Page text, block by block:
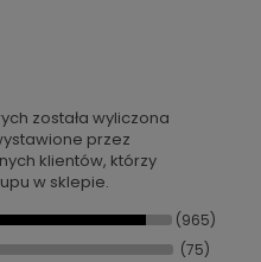
została wyliczona
przez
klientów, którzy
w sklepie.
(965)
(75)